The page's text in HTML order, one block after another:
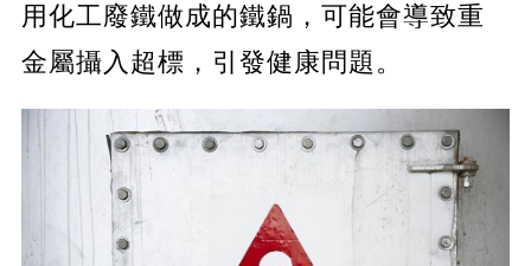
用化工廢鐵做成的鐵鍋，可能會導致重
金屬攝入超標，引發健康問題。